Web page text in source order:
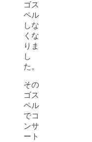
ゴス
ペル
しな
くな
りま
し
た。
その
ゴス
ペル
でコ
ンサ
ート